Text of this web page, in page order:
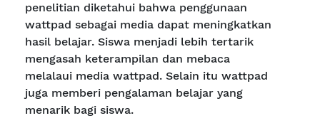
penelitian diketahui bahwa penggunaan
wattpad sebagai media dapat meningkatkan
hasil belajar. Siswa menjadi lebih tertarik
mengasah keterampilan dan mebaca
melalaui media wattpad. Selain itu wattpad
juga memberi pengalaman belajar yang
menarik bagi siswa.